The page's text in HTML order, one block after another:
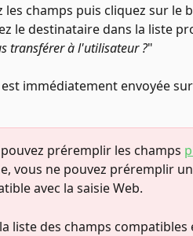
les champs puis cliquez sur le
le destinataire dans la liste
transférer à l'utilisateur ?"
immédiatement envoyée
préremplir les champs
vous ne pouvez préremplir
avec la saisie Web.
liste des champs compatibles